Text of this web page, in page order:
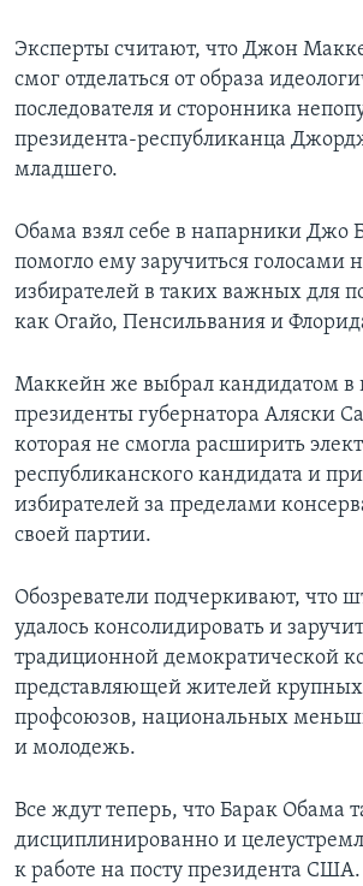
Эксперты считают, что Джон
смог отделаться от образа
последователя и сторонника
президента-республиканца
младшего.
Обама взял себе в напарники Джо
помогло ему заручиться голосами
избирателей в таких важных для
как Огайо, Пенсильвания и
Маккейн же выбрал кандидатом в
президенты губернатора Аляски
которая не смогла расширить
республиканского кандидата и
избирателей за пределами
своей партии.
Обозреватели подчеркивают, что
удалось консолидировать и
традиционной демократической
представляющей жителей крупных
профсоюзов, национальных
и молодежь.
Все ждут теперь, что Барак Обама
дисциплинированно и
к работе на посту президента США.